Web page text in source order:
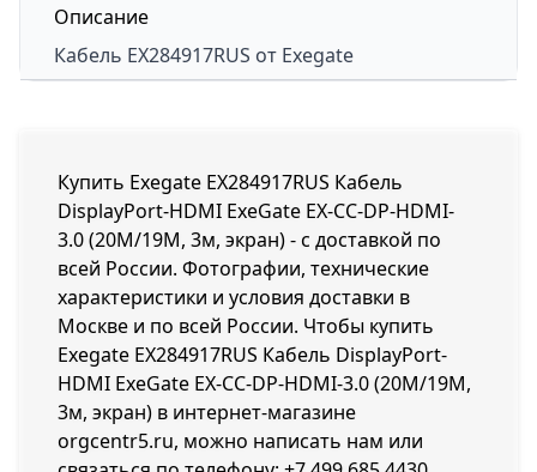
Описание
Кабель EX284917RUS от Exegate
Купить Exegate EX284917RUS Кабель
DisplayPort-HDMI ExeGate EX-CC-DP-HDMI-
3.0 (20M/19M, 3м, экран) - с доставкой по
всей России. Фотографии, технические
характеристики и условия доставки в
Москве и по всей России. Чтобы купить
Exegate EX284917RUS Кабель DisplayPort-
HDMI ExeGate EX-CC-DP-HDMI-3.0 (20M/19M,
3м, экран) в интернет-магазине
orgcentr5.ru, можно написать нам или